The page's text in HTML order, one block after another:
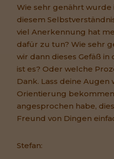
Wie sehr genährt wurde
diesem
viel Anerkennung hat
dafür zu tun? Wie sehr
wir dann dieses Gefäß in
ist es? Oder welche
Dank. Lass deine
Orientierung
angesprochen habe,
Freund von Dingen
Stefan: